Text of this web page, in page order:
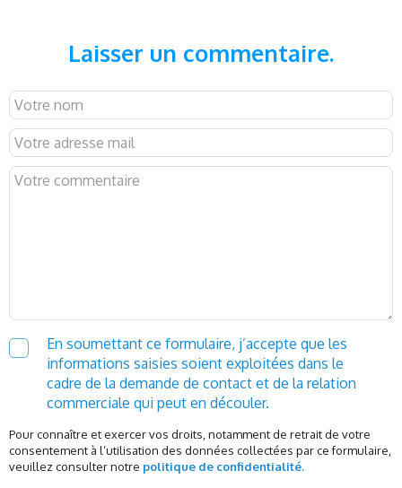
Laisser un commentaire.
En soumettant ce formulaire, j’accepte que les
informations saisies soient exploitées dans le
cadre de la demande de contact et de la relation
commerciale qui peut en découler.
Pour connaître et exercer vos droits, notamment de retrait de votre
consentement à l’utilisation des données collectées par ce formulaire,
veuillez consulter notre politique de confidentialité.